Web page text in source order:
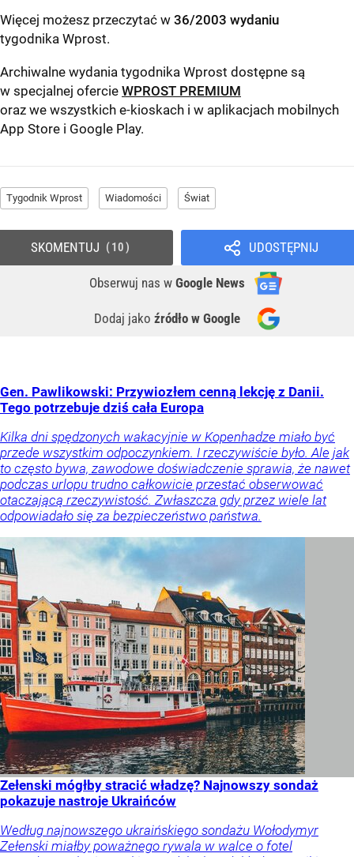
Więcej możesz przeczytać w 36/2003 wydaniu
tygodnika Wprost.
Archiwalne wydania tygodnika Wprost dostępne są
w specjalnej ofercie WPROST PREMIUM
oraz we wszystkich e-kioskach i w aplikacjach mobilnych
App Store i Google Play.
Tygodnik Wprost Wiadomości Świat
UDOSTĘPNIJ
Obserwuj nas w Google News
Dodaj jako źródło w Google
SKOMENTUJ 10
Gen. Pawlikowski: Przywiozłem cenną lekcję z Danii.
Tego potrzebuje dziś cała Europa
Kilka dni spędzonych wakacyjnie w Kopenhadze miało być
przede wszystkim odpoczynkiem. I rzeczywiście było. Ale jak
to często bywa, zawodowe doświadczenie sprawia, że nawet
podczas urlopu trudno całkowicie przestać obserwować
otaczającą rzeczywistość. Zwłaszcza gdy przez wiele lat
odpowiadało się za bezpieczeństwo państwa.
Zełenski mógłby stracić władzę? Najnowszy sondaż
pokazuje nastroje Ukraińców
Według najnowszego ukraińskiego sondażu Wołodymyr
Zełenski miałby poważnego rywala w walce o fotel